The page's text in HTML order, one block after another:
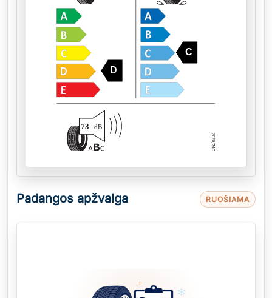
D
C
73 dB
Padangos apžvalga RUOŠIAMA